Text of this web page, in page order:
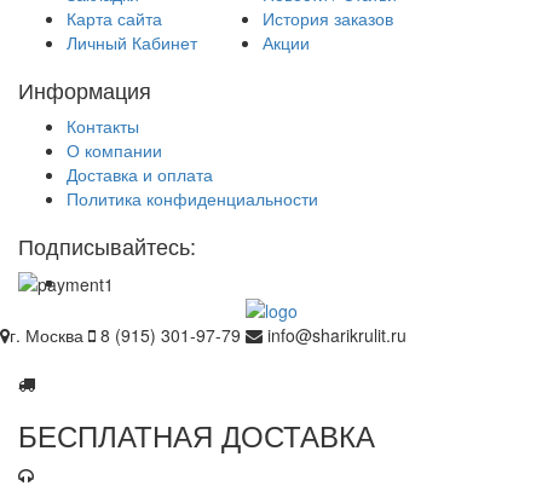
Карта сайта
Личный Кабинет
История заказов
Акции
Информация
Контакты
О компании
Доставка и оплата
Политика конфиденциальности
Подписывайтесь:
г. Москва 8 (915) 301-97-79 info@sharikrulit.ru
БЕСПЛАТНАЯ ДОСТАВКА